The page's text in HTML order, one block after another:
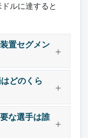
マシナリー
ルに達すると
置セグメン
どのくら
な選手は誰